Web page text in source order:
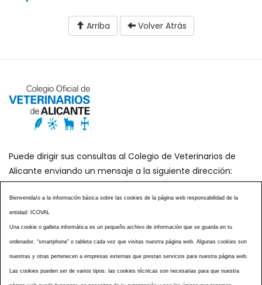
Arriba Volver Atrás
Puede dirigir sus consultas al Colegio de Veterinarios de
Alicante enviando un mensaje a la siguiente dirección:
secretaria@icoval.org
¿SABÍAS QUÉ?
CENTROS VETERINARIOS
TABLÓN ANUNCIOS
CURSOS Y EVENTOS
TÉRMINOS Y CONDICIONES
ESPECIAL COVID 19
Bienvenida/o a la información básica sobre las cookies de la página web responsabilidad de la
entidad: ICOVAL
Una cookie o galleta informática es un pequeño archivo de información que se guarda en tu
ordenador, “smartphone” o tableta cada vez que visitas nuestra página web. Algunas cookies son
nuestras y otras pertenecen a empresas externas que prestan servicios para nuestra página web.
Las cookies pueden ser de varios tipos: las cookies técnicas son necesarias para que nuestra